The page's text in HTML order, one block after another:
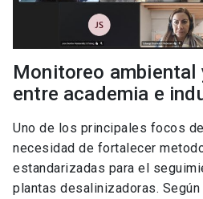
Monitoreo ambiental
entre academia e
Uno de los principales focos
necesidad de fortalecer
estandarizadas para el
plantas desalinizadoras.